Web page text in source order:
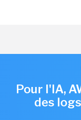
Pour l'IA,
des